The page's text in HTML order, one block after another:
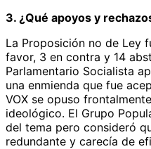
3. ¿Qué apoyos y
La Proposición no de Ley
favor, 3 en contra y 14
Parlamentario Socialista
una enmienda que fue
VOX se opuso
ideológico. El Grupo
del tema pero consideró
redundante y carecía de